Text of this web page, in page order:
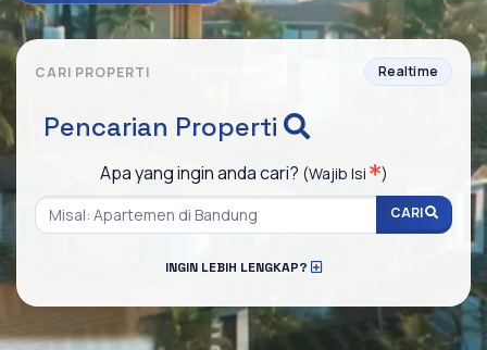
CARI PROPERTI Realtime
Pencarian Properti
Apa yang ingin anda cari? (Wajib Isi )
CARI
INGIN LEBIH LENGKAP?